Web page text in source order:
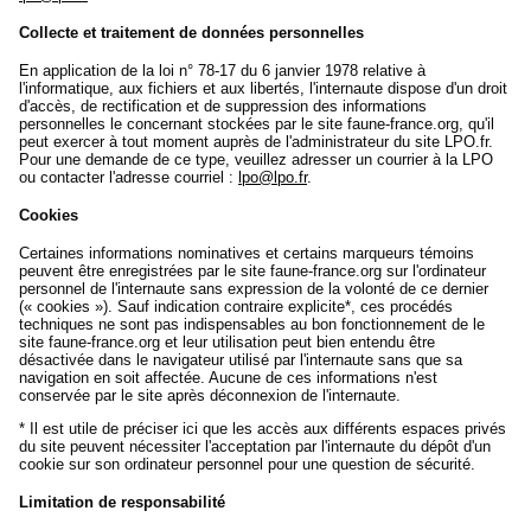
Collecte et traitement de données personnelles
En application de la loi n° 78-17 du 6 janvier 1978 relative à
l'informatique, aux fichiers et aux libertés, l'internaute dispose d'un droit
d'accès, de rectification et de suppression des informations
personnelles le concernant stockées par le site faune-france.org, qu'il
peut exercer à tout moment auprès de l'administrateur du site LPO.fr.
Pour une demande de ce type, veuillez adresser un courrier à la LPO
ou contacter l'adresse courriel : lpo@lpo.fr.
Cookies
Certaines informations nominatives et certains marqueurs témoins
peuvent être enregistrées par le site faune-france.org sur l'ordinateur
personnel de l'internaute sans expression de la volonté de ce dernier
(« cookies »). Sauf indication contraire explicite*, ces procédés
techniques ne sont pas indispensables au bon fonctionnement de le
site faune-france.org et leur utilisation peut bien entendu être
désactivée dans le navigateur utilisé par l'internaute sans que sa
navigation en soit affectée. Aucune de ces informations n'est
conservée par le site après déconnexion de l'internaute.
* Il est utile de préciser ici que les accès aux différents espaces privés
du site peuvent nécessiter l'acceptation par l'internaute du dépôt d'un
cookie sur son ordinateur personnel pour une question de sécurité.
Limitation de responsabilité